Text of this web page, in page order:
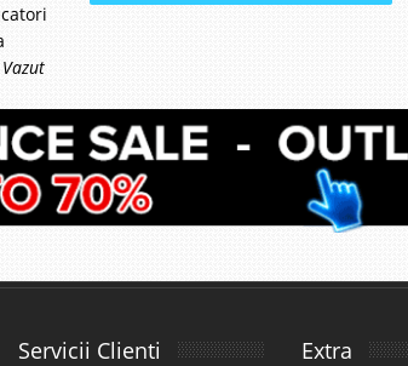
Servicii Clienti Extra